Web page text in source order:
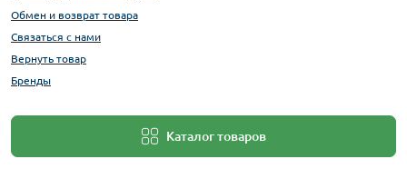
Обмен и возврат товара
Связаться с нами
Вернуть товар
Бренды
Каталог товаров